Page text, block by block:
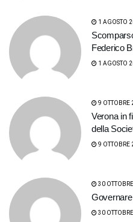
1 AGOSTO
Federico
1 AGOSTO
9 OTTOBRE
Verona in
della
9 OTTOBRE
30
Governare
30